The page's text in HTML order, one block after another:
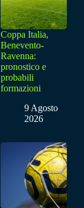
Coppa Italia,
Benevento-
Ravenna:
pronostico e
probabili
formazioni
9 Agosto
2026